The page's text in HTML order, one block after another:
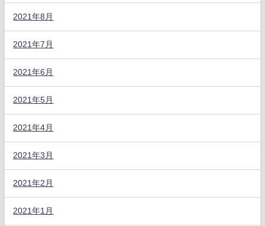
2021年8月
2021年7月
2021年6月
2021年5月
2021年4月
2021年3月
2021年2月
2021年1月